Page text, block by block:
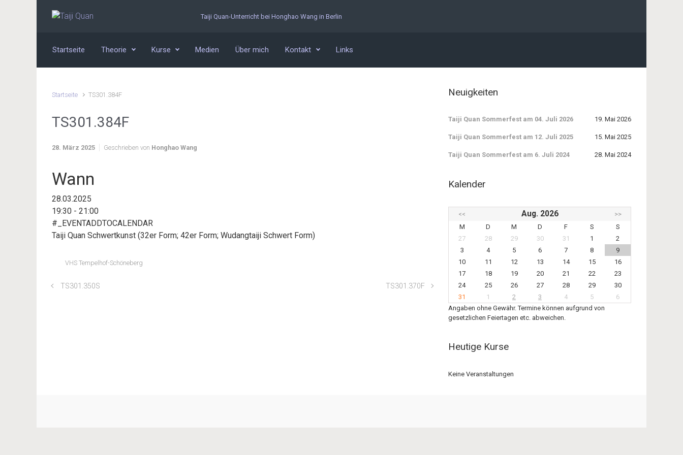
Zum Hauptinhalt springen Taiji Quan-Unterricht bei Honghao Wang in Berlin
Startseite Theorie Kurse Medien Über mich Kontakt Links
Startseite TS301.384F
TS301.384F
28. März 2025 Geschrieben von Honghao Wang
Wann
28.03.2025
19:30 - 21:00
#_EVENTADDTOCALENDAR
Taiji Quan Schwertkunst (32er Form; 42er Form; Wudangtaiji Schwert Form)
VHS Tempelhof-Schöneberg
TS301.350S TS301.370F
Neuigkeiten
Taiji Quan Sommerfest am 04. Juli 2026 19. Mai 2026
Taiji Quan Sommerfest am 12. Juli 2025 15. Mai 2025
Taiji Quan Sommerfest am 6. Juli 2024 28. Mai 2024
Kalender
<< Aug. 2026
>>
M
D M D F S
S
27
28 29 30 31 1
2
3
4 5 6 7 8
9
10
11 12 13 14 15
16
17
18 19 20 21 22
23
24
25 26 27 28 29
30
31
1 2 3 4 5
6
Angaben ohne Gewähr. Termine können aufgrund von
gesetzlichen Feiertagen etc. abweichen.
Heutige Kurse
Keine Veranstaltungen